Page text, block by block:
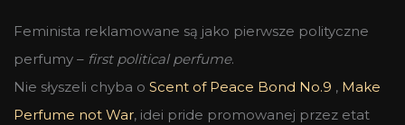
Feminista reklamowane są jako pierwsze polityczne
perfumy – first political perfume.
Nie słyszeli chyba o Scent of Peace Bond No.9 , Make
Perfume not War, idei pride promowanej przez etat